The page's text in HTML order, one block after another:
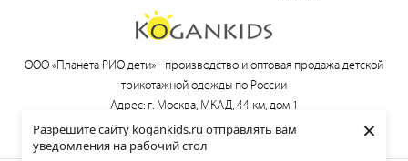
Разрешите сайту kogankids.ru отправлять вам
уведомления на рабочий стол
×
ООО «Планета РИО дети» - производство и оптовая продажа детской
трикотажной одежды по России
Адрес: г. Москва, МКАД, 44 км, дом 1
Тел.:+7 (495) 660-21-30, e-mail:love@kogankids.ru